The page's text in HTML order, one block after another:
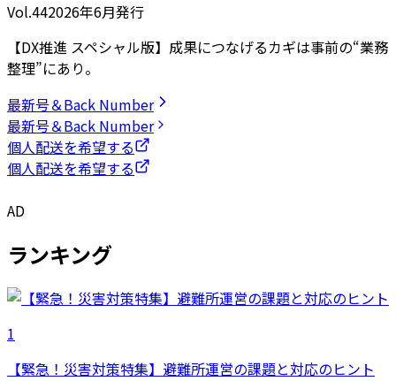
Vol.442026年6月発行
【DX推進 スペシャル版】成果につなげるカギは事前の“業務
整理”にあり。
最新号＆Back Number
最新号＆Back Number
個人配送を希望する
個人配送を希望する
AD
ランキング
1
【緊急！災害対策特集】避難所運営の課題と対応のヒント